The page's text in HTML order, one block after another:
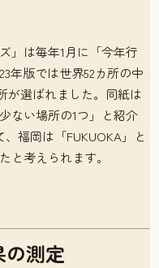
」は毎年1月に「今年行
年版では世界52カ所の中
が選ばれました。同紙は
ない場所の1つ」と紹介
福岡は「FUKUOKA」と
と考えられます。
測定